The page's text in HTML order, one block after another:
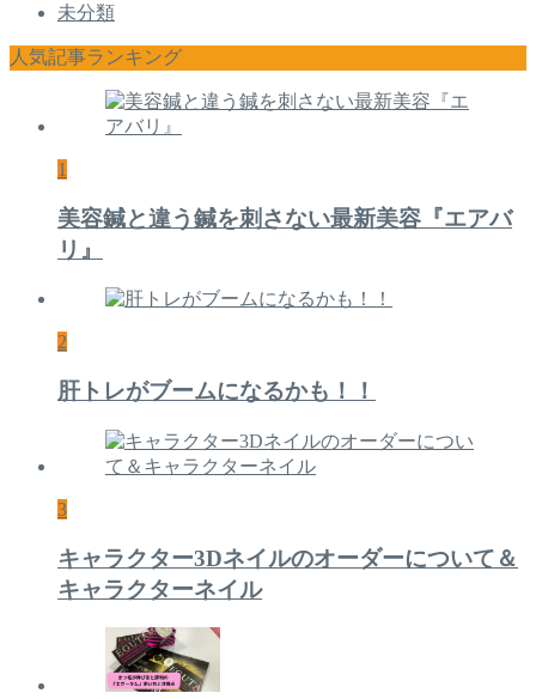
未分類
人気記事ランキング
1
美容鍼と違う鍼を刺さない最新美容『エアバ
リ』
2
肝トレがブームになるかも！！
3
キャラクター3Dネイルのオーダーについて＆
キャラクターネイル